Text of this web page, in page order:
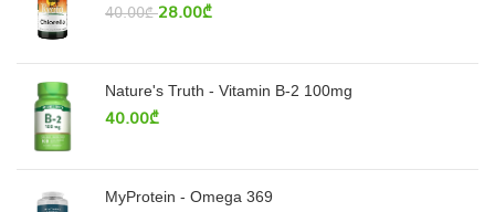
40.00₾ 28.00₾
Nature's Truth - Vitamin B-2 100mg
40.00₾
MyProtein - Omega 369